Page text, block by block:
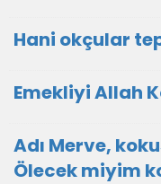
Hani okçular
Emekliyi Allah
Adı Merve,
Ölecek miyim